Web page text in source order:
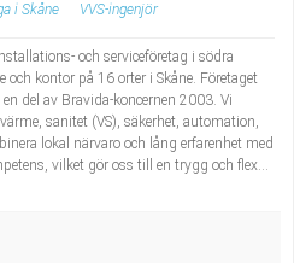
i Skåne VVS-ingenjör
och serviceföretag i södra
och kontor på 16 orter i Skåne. Företaget
del av Bravida-koncernen 2003. Vi
sanitet (VS), säkerhet, automation,
lokal närvaro och lång erfarenhet med
vilket gör oss till en trygg och flex...